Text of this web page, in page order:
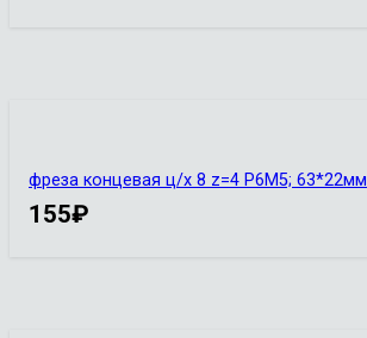
фреза концевая ц/х 8 z=4 Р6М5; 63*22мм
155₽